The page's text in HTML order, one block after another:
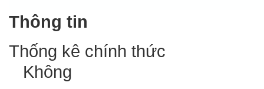
Thông tin
Thống kê chính thức
Không